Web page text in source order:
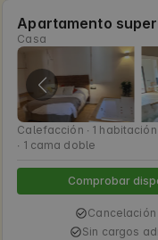
Apartamento
Casa
Calefacción ∙ 1
∙ 1 cama doble
Comprobar
Sin cargos